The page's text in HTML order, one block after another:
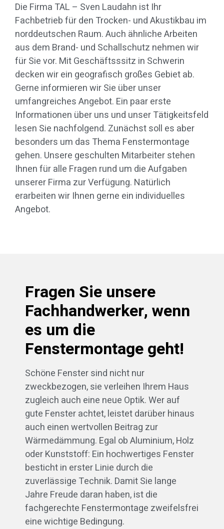
Die Firma TAL – Sven Laudahn ist Ihr
Fachbetrieb für den Trocken- und Akustikbau im
norddeutschen Raum. Auch ähnliche Arbeiten
aus dem Brand- und Schallschutz nehmen wir
für Sie vor. Mit Geschäftsssitz in Schwerin
decken wir ein geografisch großes Gebiet ab.
Gerne informieren wir Sie über unser
umfangreiches Angebot. Ein paar erste
Informationen über uns und unser Tätigkeitsfeld
lesen Sie nachfolgend. Zunächst soll es aber
besonders um das Thema Fenstermontage
gehen. Unsere geschulten Mitarbeiter stehen
Ihnen für alle Fragen rund um die Aufgaben
unserer Firma zur Verfügung. Natürlich
erarbeiten wir Ihnen gerne ein individuelles
Angebot.
Fragen Sie unsere
Fachhandwerker, wenn
es um die
Fenstermontage geht!
Schöne Fenster sind nicht nur
zweckbezogen, sie verleihen Ihrem Haus
zugleich auch eine neue Optik. Wer auf
gute Fenster achtet, leistet darüber hinaus
auch einen wertvollen Beitrag zur
Wärmedämmung. Egal ob Aluminium, Holz
oder Kunststoff: Ein hochwertiges Fenster
besticht in erster Linie durch die
zuverlässige Technik. Damit Sie lange
Jahre Freude daran haben, ist die
fachgerechte Fenstermontage zweifelsfrei
eine wichtige Bedingung.